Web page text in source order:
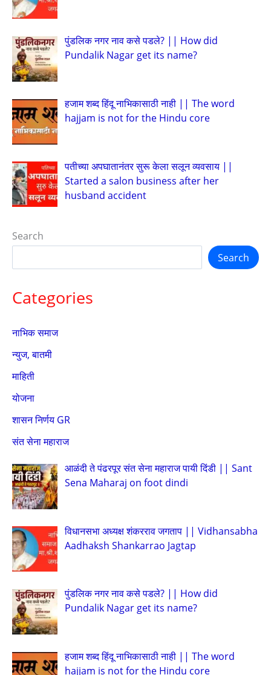
पुंडलिक नगर नाव कसे पडले? || How did
Pundalik Nagar get its name?
हजाम शब्द हिंदू नाभिकासाठी नाही || The word
hajjam is not for the Hindu core
पतीच्या अपघातानंतर सुरू केला सलून व्यवसाय ||
Started a salon business after her
husband accident
Search
Search
Categories
नाभिक समाज
न्युज, बातमी
माहिती
योजना
शासन निर्णय GR
संत सेना महाराज
आळंदी ते पंढरपूर संत सेना महाराज पायी दिंडी || Sant
Sena Maharaj on foot dindi
विधानसभा अध्यक्ष शंकरराव जगताप || Vidhansabha
Aadhaksh Shankarrao Jagtap
पुंडलिक नगर नाव कसे पडले? || How did
Pundalik Nagar get its name?
हजाम शब्द हिंदू नाभिकासाठी नाही || The word
hajjam is not for the Hindu core